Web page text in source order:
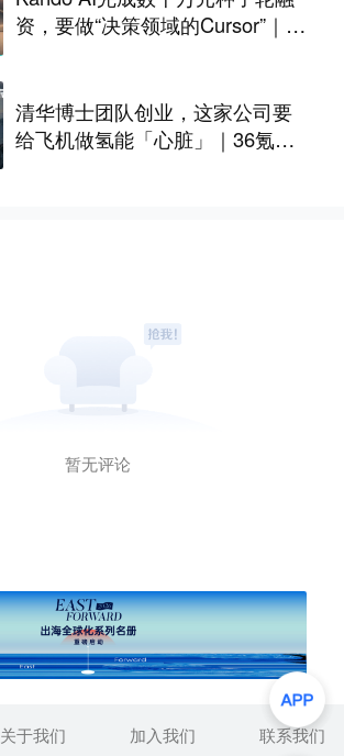
资，要做“决策领域的Cursor”｜涌
清华博士团队创业，这家公司要
给飞机做氢能「心脏」｜36氪首
暂无评论
关于我们 加入我们 联系我们